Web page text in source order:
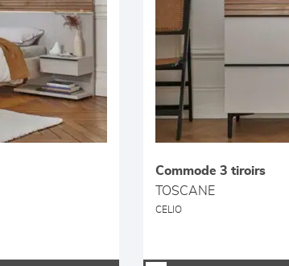
Commode 3 tiroirs
TOSCANE
CELIO